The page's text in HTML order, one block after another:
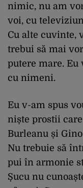
nimic, nu am
voi, cu
Cu alte cuvinte,
trebui să mai
putere mare.
cu nimeni.
Eu v-am spus
niște prostii
Burleanu și
Nu trebuie să
pui în armonie
Șucu nu